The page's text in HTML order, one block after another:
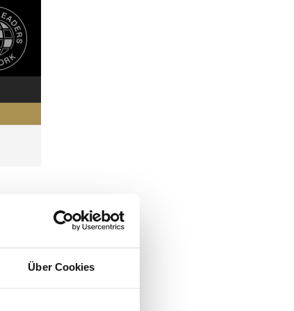
Über Cookies